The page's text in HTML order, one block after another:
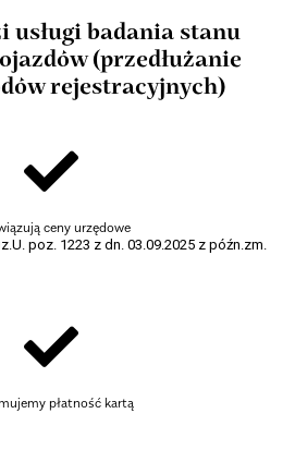
usługi badania stanu
(przedłużanie
rejestracyjnych)
ceny urzędowe
poz. 1223 z dn. 03.09.2025 z późn.zm.
płatność kartą